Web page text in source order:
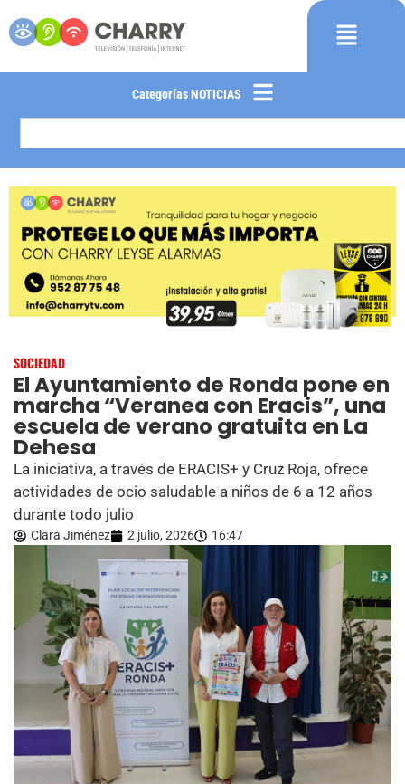
Categorías NOTICIAS
SOCIEDAD
El Ayuntamiento de Ronda pone en
marcha “Veranea con Eracis”, una
escuela de verano gratuita en La
Dehesa
La iniciativa, a través de ERACIS+ y Cruz Roja, ofrece
actividades de ocio saludable a niños de 6 a 12 años
durante todo julio
Clara Jiménez 2 julio, 2026 16:47